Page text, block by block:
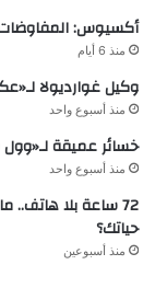
أكسيوس: المفاوضات
منذ 6 أيام
وكيل غوارديولا
منذ أسبوع واحد
خسائر عميقة لـ«وول
منذ أسبوع واحد
72 ساعة بلا
حياتك؟
منذ أسبوعين